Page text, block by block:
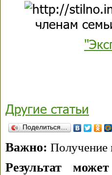
членам
Другие статьи
Поделиться…
Важно: Получение
Результат